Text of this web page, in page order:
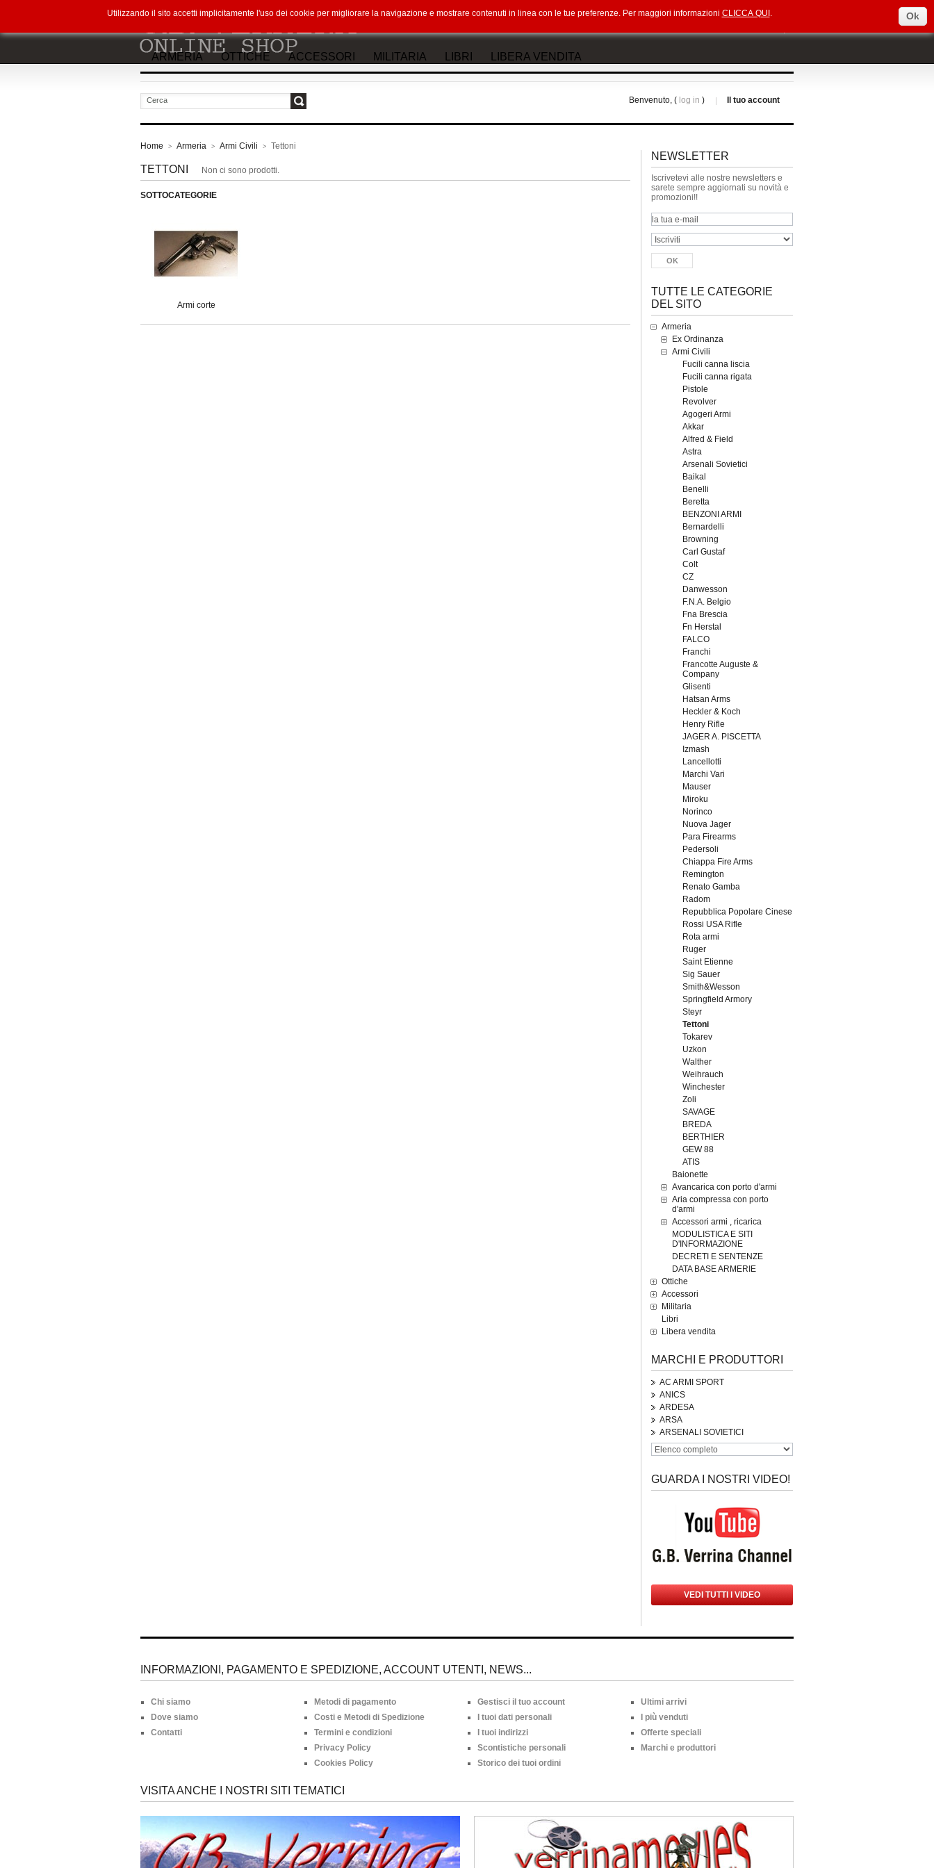
ARMERIA OTTICHE ACCESSORI MILITARIA LIBRI LIBERA VENDITA
Il tuo account
Benvenuto, ( log in )
Home > Armeria > Armi Civili > Tettoni
TETTONI Non ci sono prodotti.
SOTTOCATEGORIE
Armi corte
NEWSLETTER
Iscrivetevi alle nostre newsletters e
sarete sempre aggiornati su novità e
promozioni!!
TUTTE LE CATEGORIE
DEL SITO
Armeria
Ex Ordinanza
Armi Civili
Fucili canna liscia
Fucili canna rigata
Pistole
Revolver
Agogeri Armi
Akkar
Alfred & Field
Astra
Arsenali Sovietici
Baikal
Benelli
Beretta
BENZONI ARMI
Bernardelli
Browning
Carl Gustaf
Colt
CZ
Danwesson
F.N.A. Belgio
Fna Brescia
Fn Herstal
FALCO
Franchi
Francotte Auguste &
Company
Glisenti
Hatsan Arms
Heckler & Koch
Henry Rifle
JAGER A. PISCETTA
Izmash
Lancellotti
Marchi Vari
Mauser
Miroku
Norinco
Nuova Jager
Para Firearms
Pedersoli
Chiappa Fire Arms
Remington
Renato Gamba
Radom
Repubblica Popolare Cinese
Rossi USA Rifle
Rota armi
Ruger
Saint Etienne
Sig Sauer
Smith&Wesson
Springfield Armory
Steyr
Tettoni
Tokarev
Uzkon
Walther
Weihrauch
Winchester
Zoli
SAVAGE
BREDA
BERTHIER
GEW 88
ATIS
Baionette
Avancarica con porto d'armi
Aria compressa con porto
d'armi
Accessori armi , ricarica
MODULISTICA E SITI
D'INFORMAZIONE
DECRETI E SENTENZE
DATA BASE ARMERIE
Ottiche
Accessori
Militaria
Libri
Libera vendita
MARCHI E PRODUTTORI
AC ARMI SPORT
ANICS
ARDESA
ARSA
ARSENALI SOVIETICI
GUARDA I NOSTRI VIDEO!
VEDI TUTTI I VIDEO
INFORMAZIONI, PAGAMENTO E SPEDIZIONE, ACCOUNT UTENTI, NEWS...
Chi siamo
Dove siamo
Contatti
Metodi di pagamento
Costi e Metodi di Spedizione
Termini e condizioni
Privacy Policy
Cookies Policy
Gestisci il tuo account
I tuoi dati personali
I tuoi indirizzi
Scontistiche personali
Storico dei tuoi ordini
Ultimi arrivi
I più venduti
Offerte speciali
Marchi e produttori
VISITA ANCHE I NOSTRI SITI TEMATICI
Utilizzando il sito accetti implicitamente l'uso dei cookie per migliorare la navigazione e mostrare contenuti in linea con le tue preferenze. Per maggiori informazioni CLICCA QUI . Ok